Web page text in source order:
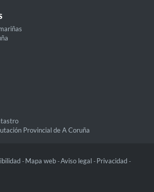
Provincial de A Coruña
- Mapa web -Aviso legal - Privacidad -